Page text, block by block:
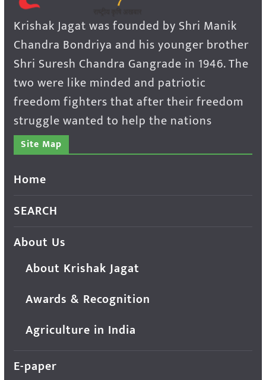
Krishak Jagat was founded by Shri Manik
Chandra Bondriya and his younger brother
Shri Suresh Chandra Gangrade in 1946. The
two were like minded and patriotic
freedom fighters that after their freedom
struggle wanted to help the nations
Site Map
Home
SEARCH
About Us
About Krishak Jagat
Awards & Recognition
Agriculture in India
E-paper